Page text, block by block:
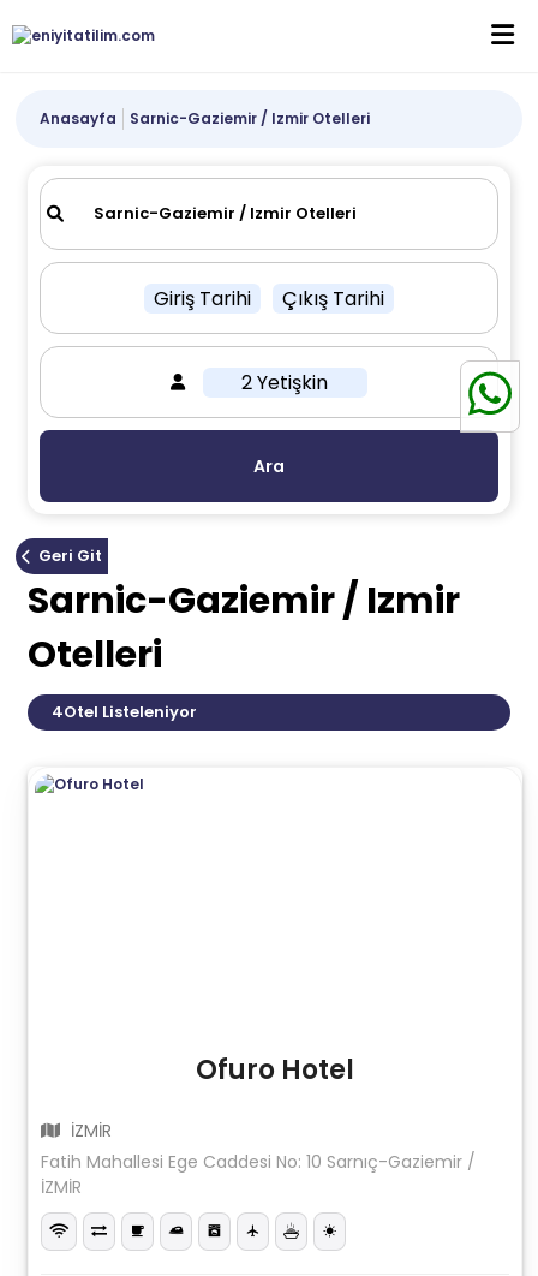
Anasayfa Sarnic-Gaziemir / Izmir Otelleri
Giriş Tarihi Çıkış Tarihi
2 Yetişkin
Ara
Geri Git
Sarnic-Gaziemir / Izmir
Otelleri
4Otel Listeleniyor
Ofuro Hotel
İZMİR
Fatih Mahallesi Ege Caddesi No: 10 Sarnıç-Gaziemir /
İZMİR